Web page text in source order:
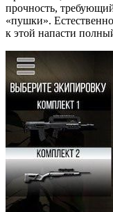
прочность,
«пушки».
к этой напасти